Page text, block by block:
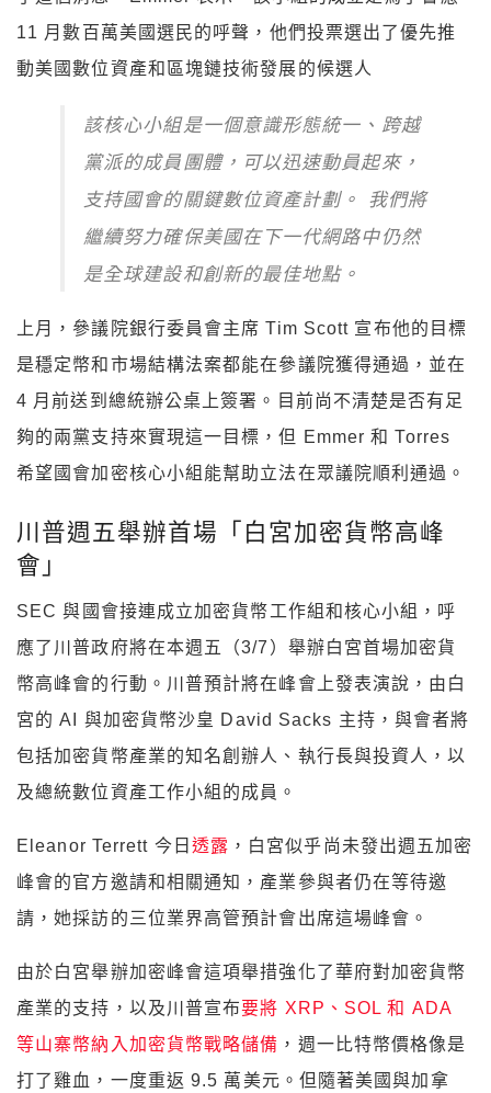
11 月數百萬美國選民的呼聲，他們投票選出了優先推
動美國數位資產和區塊鏈技術發展的候選人
該核心小組是一個意識形態統一、跨越
黨派的成員團體，可以迅速動員起來，
支持國會的關鍵數位資產計劃。 我們將
繼續努力確保美國在下一代網路中仍然
是全球建設和創新的最佳地點。
上月，參議院銀行委員會主席 Tim Scott 宣布他的目標
是穩定幣和市場結構法案都能在參議院獲得通過，並在
4 月前送到總統辦公桌上簽署。目前尚不清楚是否有足
夠的兩黨支持來實現這一目標，但 Emmer 和 Torres
希望國會加密核心小組能幫助立法在眾議院順利通過。
川普週五舉辦首場「白宮加密貨幣高峰
會」
SEC 與國會接連成立加密貨幣工作組和核心小組，呼
應了川普政府將在本週五（3/7）舉辦白宮首場加密貨
幣高峰會的行動。川普預計將在峰會上發表演說，由白
宮的 AI 與加密貨幣沙皇 David Sacks 主持，與會者將
包括加密貨幣產業的知名創辦人、執行長與投資人，以
及總統數位資產工作小組的成員。
Eleanor Terrett 今日 透露 ，白宮似乎尚未發出週五加密
峰會的官方邀請和相關通知，產業參與者仍在等待邀
請，她採訪的三位業界高管預計會出席這場峰會。
由於白宮舉辦加密峰會這項舉措強化了華府對加密貨幣
產業的支持，以及川普宣布要將 XRP、SOL 和 ADA
等山寨幣納入加密貨幣戰略儲備 ，週一比特幣價格像是
打了雞血，一度重返 9.5 萬美元。但隨著美國與加拿